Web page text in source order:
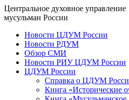
Центральное духовное управление
мусульман России
Новости ЦДУМ России
Новости РДУМ
Обзор СМИ
Новости РИУ ЦДУМ России
ЦДУМ России
Справка о ЦДУМ
Книга «Исторические